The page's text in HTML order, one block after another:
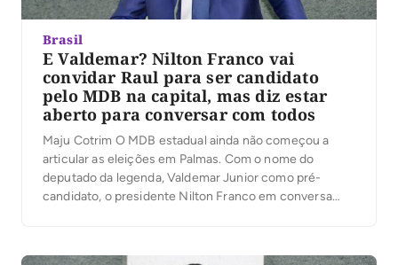
Brasil
E Valdemar? Nilton Franco vai
convidar Raul para ser candidato
pelo MDB na capital, mas diz estar
aberto para conversar com todos
Maju Cotrim O MDB estadual ainda não começou a
articular as eleições em Palmas. Com o nome do
deputado da legenda, Valdemar Junior como pré-
candidato, o presidente Nilton Franco em conversa
que não há nenhuma definição sobre isso. […]